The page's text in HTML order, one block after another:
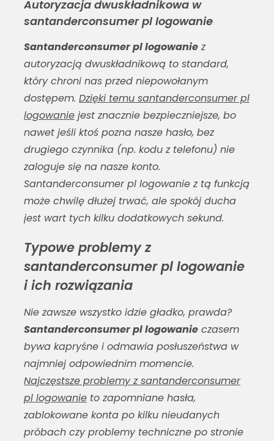
Autoryzacja dwuskładnikowa w
santanderconsumer pl logowanie
Santanderconsumer pl logowaniez
autoryzacją dwuskładnikową to standard,
który chroni nas przed niepowołanym
dostępem. Dzięki temu santanderconsumer pl
logowaniejest znacznie bezpieczniejsze, bo
nawet jeśli ktoś pozna nasze hasło, bez
drugiego czynnika (np. kodu z telefonu) nie
zaloguje się na nasze konto.
Santanderconsumer pl logowaniez tą funkcją
może chwilę dłużej trwać, ale spokój ducha
jest wart tych kilku dodatkowych sekund.
Typowe problemy z
santanderconsumer pl logowanie
i ich rozwiązania
Nie zawsze wszystko idzie gładko, prawda?
Santanderconsumer pl logowanieczasem
bywa kapryśne i odmawia posłuszeństwa w
najmniej odpowiednim momencie.
Najczęstsze problemy z santanderconsumer
pl logowanieto zapomniane hasła,
zablokowane konta po kilku nieudanych
próbach czy problemy techniczne po stronie